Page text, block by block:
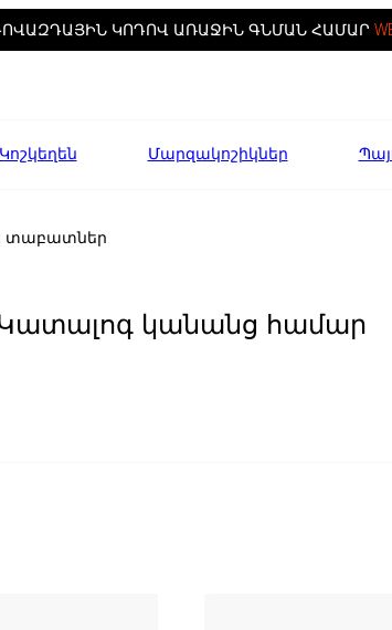
ԿՈԴՈՎ ԱՌԱՋԻՆ ԳՆՄԱՆ ՀԱՄԱՐ
Կոշկեղեն Մարզակոշիկներ
տաբատներ
կանանց համար